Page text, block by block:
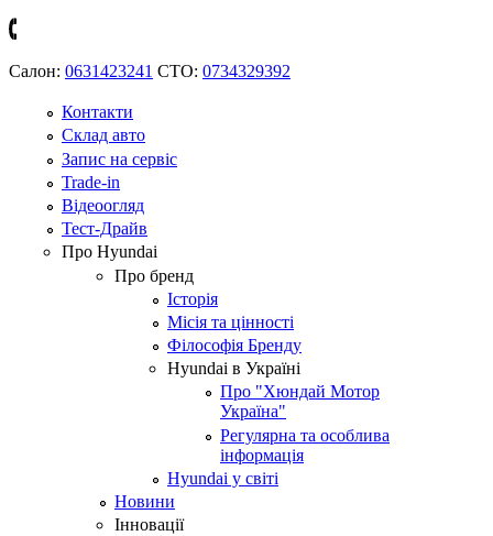
Салон: 0631423241 СТО: 0734329392
Контакти
Склад авто
Запис на сервіс
Trade-in
Відеоогляд
Тест-Драйв
Про Hyundai
Про бренд
Історія
Місія та цінності
Філософія Бренду
Hyundai в Україні
Про "Хюндай Мотор
Україна"
Регулярна та особлива
інформація
Hyundai у світі
Новини
Інновації